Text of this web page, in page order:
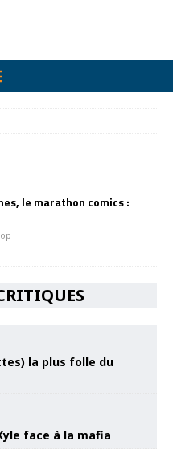
le marathon comics :
la plus folle du
face à la mafia